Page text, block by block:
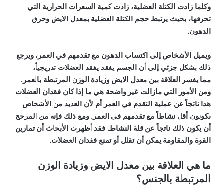
وكلما زادت الكتلة العضلية، زادت كمية السعرات الحرارية التي
تحرقها، بحيث يرتبط حجم الكتلة العضلية بمعدل الايض وحرق
الدهون.
ويميل الأشخاص إلى اكتساب الدهون مع تقدمهم في العمر، ويرجع
ذلك بشكل جزئي إلى أن الجسم يفقد يفقد العضلات تدريجياً،
مما يفسر العلاقة بين معدل الايض وزيادة الوزن المرتبطة بالعمر .
ومن الأمور التي مازالت غير واضحة هي ما إذا كان فقدان العضلات
هذا ناتجاً عن عملية التقدم في العمر أم لأن العديد من الأشخاص
يكونون أقل نشاطاً مع تقدمهم في العمر. ومع ذلك فإنه من المرجح
أن يكون ذلك ناتجاً عن قلة النشاط. فقد أظهرت الأبحاث أن تمارين
القوة والمقاومة يمكن أن تقلل أو تمنع فقدان العضلات.
ما هي العلاقة بين معدل الايض وزيادة الوزن
المرتبطة بالجنس؟